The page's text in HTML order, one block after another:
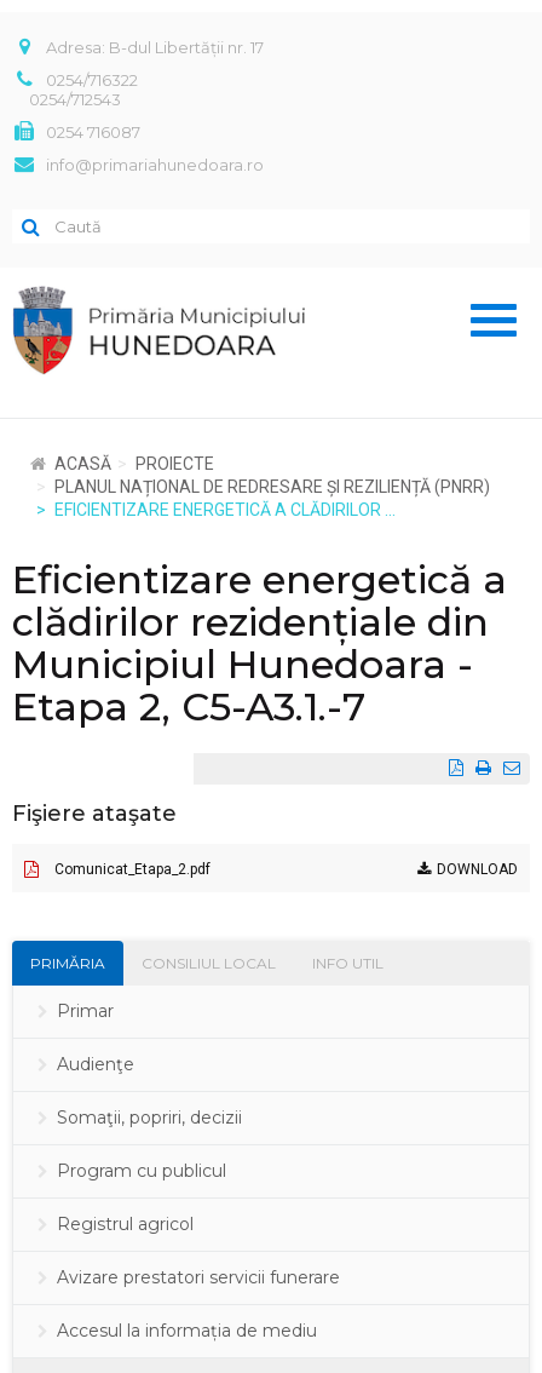
Adresa: B-dul Libertății nr. 17
0254/716322
0254/712543
0254 716087
info@primariahunedoara.ro
ACASĂ
PROIECTE
PLANUL NAȚIONAL DE REDRESARE ȘI REZILIENȚĂ (PNRR)
EFICIENTIZARE ENERGETICĂ A CLĂDIRILOR ...
Eficientizare energetică a
clădirilor rezidențiale din
Municipiul Hunedoara -
Etapa 2, C5-A3.1.-7
Fişiere ataşate
Comunicat_Etapa_2.pdf DOWNLOAD
PRIMĂRIA CONSILIUL LOCAL INFO UTIL
Primar
Audienţe
Somaţii, popriri, decizii
Program cu publicul
Registrul agricol
Avizare prestatori servicii funerare
Accesul la informația de mediu